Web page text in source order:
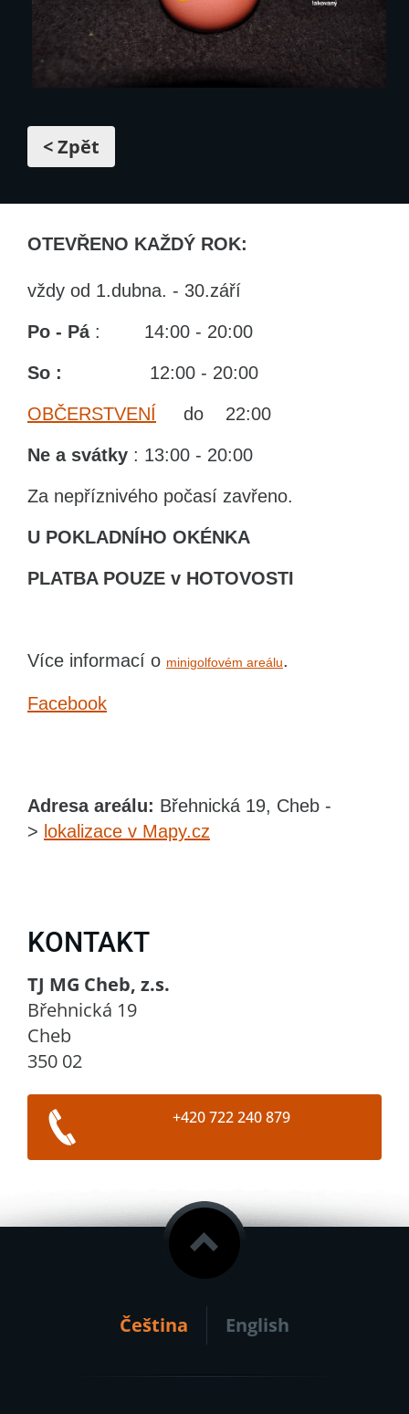
< Zpět
OTEVŘENO KAŽDÝ ROK:
vždy od 1.dubna. - 30.září
Po - Pá : 14:00 - 20:00
So : 12:00 - 20:00
OBČERSTVENÍ do 22:00
Ne a svátky : 13:00 - 20:00
Za nepříznivého počasí zavřeno.
U POKLADNÍHO OKÉNKA
PLATBA POUZE v HOTOVOSTI
Více informací o minigolfovém areálu.
Facebook
Adresa areálu: Břehnická 19, Cheb -
> lokalizace v Mapy.cz
KONTAKT
TJ MG Cheb, z.s.
Břehnická 19
Cheb
350 02
+420 722 240 879
Čeština English